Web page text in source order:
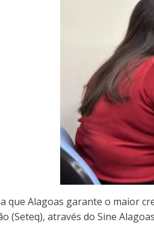
que Alagoas garante o maior
(Seteq), através do Sine